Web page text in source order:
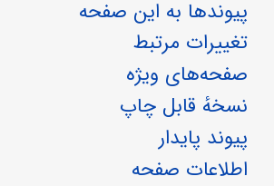
پیوندها به این صفحه
تغییرات مرتبط
صفحه‌های ویژه
نسخهٔ قابل چاپ
پیوند پایدار
اطلاعات صفحه